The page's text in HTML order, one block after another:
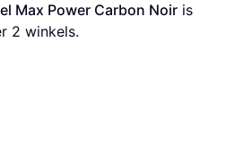
Max Power Carbon Noir
2 winkels.